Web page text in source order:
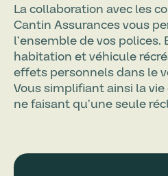
La collaboration avec les
Cantin Assurances vous
l’ensemble de vos
habitation et véhicule
effets personnels dans le
Vous simplifiant ainsi la
ne faisant qu’une seule